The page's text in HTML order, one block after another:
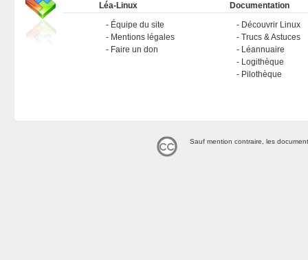
Léa-Linux
Équipe du site
Mentions légales
Faire un don
Documentation
Découvrir Linux
Trucs & Astuces
Léannuaire
Logithèque
Pilothèque
Sauf mention contraire, les